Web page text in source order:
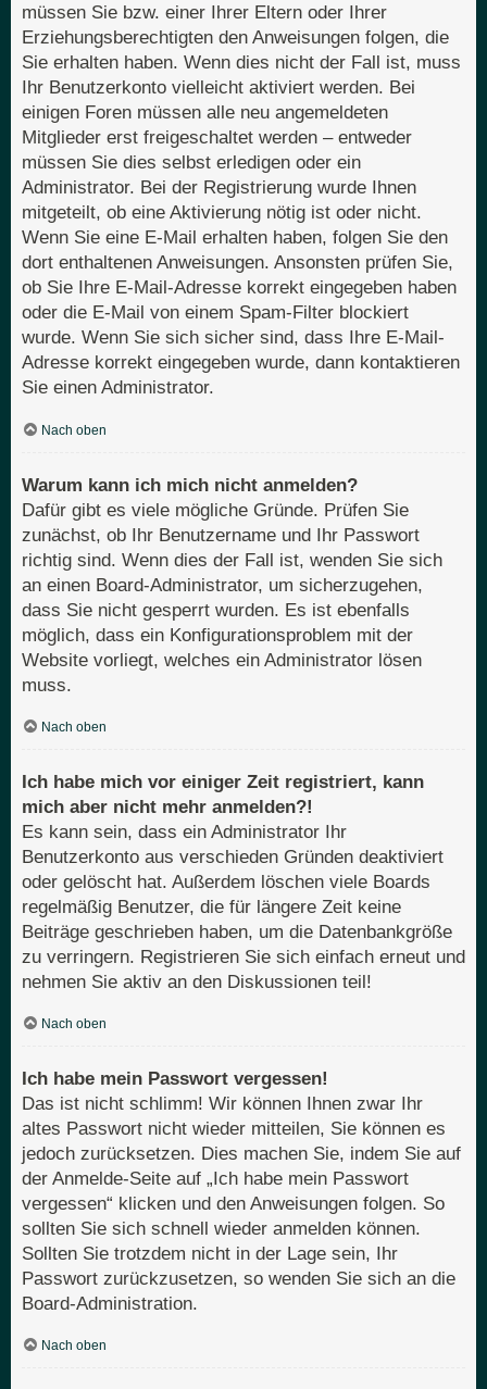
müssen Sie bzw. einer Ihrer Eltern oder Ihrer
Erziehungsberechtigten den Anweisungen folgen, die
Sie erhalten haben. Wenn dies nicht der Fall ist, muss
Ihr Benutzerkonto vielleicht aktiviert werden. Bei
einigen Foren müssen alle neu angemeldeten
Mitglieder erst freigeschaltet werden – entweder
müssen Sie dies selbst erledigen oder ein
Administrator. Bei der Registrierung wurde Ihnen
mitgeteilt, ob eine Aktivierung nötig ist oder nicht.
Wenn Sie eine E-Mail erhalten haben, folgen Sie den
dort enthaltenen Anweisungen. Ansonsten prüfen Sie,
ob Sie Ihre E-Mail-Adresse korrekt eingegeben haben
oder die E-Mail von einem Spam-Filter blockiert
wurde. Wenn Sie sich sicher sind, dass Ihre E-Mail-
Adresse korrekt eingegeben wurde, dann kontaktieren
Sie einen Administrator.
Nach oben
Warum kann ich mich nicht anmelden?
Dafür gibt es viele mögliche Gründe. Prüfen Sie
zunächst, ob Ihr Benutzername und Ihr Passwort
richtig sind. Wenn dies der Fall ist, wenden Sie sich
an einen Board-Administrator, um sicherzugehen,
dass Sie nicht gesperrt wurden. Es ist ebenfalls
möglich, dass ein Konfigurationsproblem mit der
Website vorliegt, welches ein Administrator lösen
muss.
Nach oben
Ich habe mich vor einiger Zeit registriert, kann
mich aber nicht mehr anmelden?!
Es kann sein, dass ein Administrator Ihr
Benutzerkonto aus verschieden Gründen deaktiviert
oder gelöscht hat. Außerdem löschen viele Boards
regelmäßig Benutzer, die für längere Zeit keine
Beiträge geschrieben haben, um die Datenbankgröße
zu verringern. Registrieren Sie sich einfach erneut und
nehmen Sie aktiv an den Diskussionen teil!
Nach oben
Ich habe mein Passwort vergessen!
Das ist nicht schlimm! Wir können Ihnen zwar Ihr
altes Passwort nicht wieder mitteilen, Sie können es
jedoch zurücksetzen. Dies machen Sie, indem Sie auf
der Anmelde-Seite auf „Ich habe mein Passwort
vergessen“ klicken und den Anweisungen folgen. So
sollten Sie sich schnell wieder anmelden können.
Sollten Sie trotzdem nicht in der Lage sein, Ihr
Passwort zurückzusetzen, so wenden Sie sich an die
Board-Administration.
Nach oben